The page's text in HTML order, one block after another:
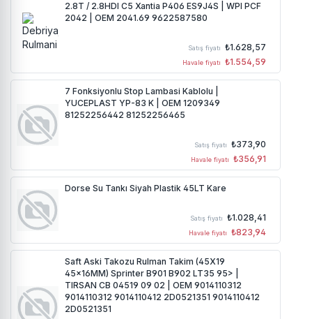
2.8T / 2.8HDI C5 Xantia P406 ES9J4S | WPI PCF
2042 | OEM 2041.69 9622587580
Satış fiyatı ₺1.628,57
Havale fiyatı ₺1.554,59
7 Fonksiyonlu Stop Lambasi Kablolu |
YUCEPLAST YP-83 K | OEM 1209349
81252256442 81252256465
Satış fiyatı ₺373,90
Havale fiyatı ₺356,91
Dorse Su Tankı Siyah Plastik 45LT Kare
Satış fiyatı ₺1.028,41
Havale fiyatı ₺823,94
Saft Aski Takozu Rulman Takim (45X19
45×16MM) Sprinter B901 B902 LT35 95> |
TIRSAN CB 04519 09 02 | OEM 9014110312
9014110312 9014110412 2D0521351 9014110412
2D0521351